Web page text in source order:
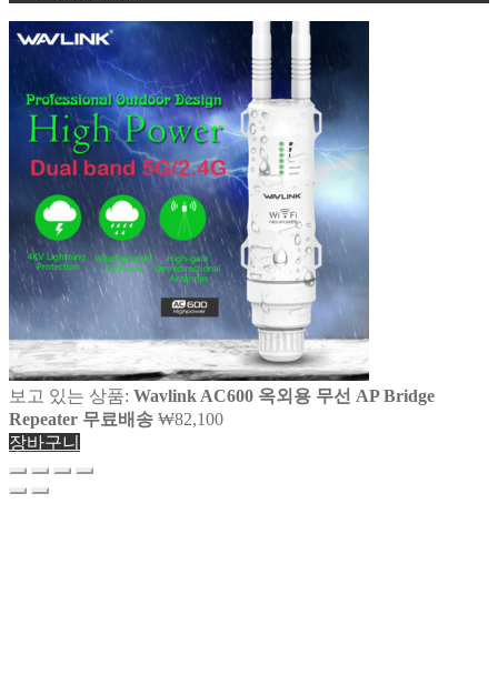
보고 있는 상품: Wavlink AC600 옥외용 무선 AP Bridge
Repeater 무료배송 ₩82,100
장바구니